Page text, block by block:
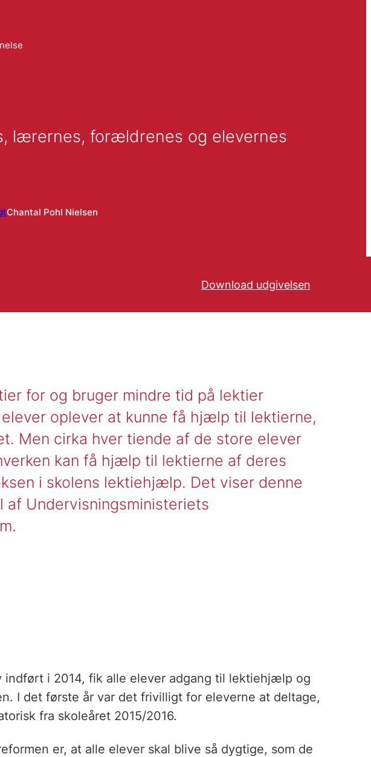
lærernes, forældrenes og elevernes
Chantal Pohl Nielsen
Download udgivelsen
Hent rapporten
for og bruger mindre tid på lektier
oplever at kunne få hjælp til lektierne,
Men cirka hver tiende af de store elever
kan få hjælp til lektierne af deres
i skolens lektiehjælp. Det viser denne
af Undervisningsministeriets
indført i 2014, fik alle elever adgang til lektiehjælp og
I det første år var det frivilligt for eleverne at deltage,
fra skoleåret 2015/2016.
er, at alle elever skal blive så dygtige, som de